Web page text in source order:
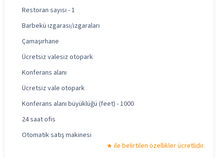
Restoran sayısı - 1
Barbekü ızgarası/ızgaraları
Çamaşırhane
Ücretsiz valesiz otopark
Konferans alanı
Ücretsiz vale otopark
Konferans alanı büyüklüğü (feet) - 1000
24 saat ofis
Otomatik satış makinesi
ile belirtilen özellikler ücretlidir.